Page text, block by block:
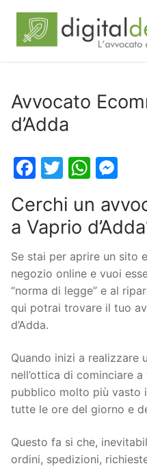
Avvocato
d’Adda
Facebook
Twitter
Cerchi un
a Vaprio
Se stai per aprire un sito
negozio online e vuoi
“norma di legge” e al
qui potrai trovare il tuo
d’Adda.
Quando inizi a realizzare
nell’ottica di cominciare
pubblico molto più vasto
tutte le ore del giorno e
Questo fa si che,
ordini, spedizioni,